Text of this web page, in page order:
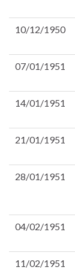
10/12/1950
07/01/1951
14/01/1951
21/01/1951
28/01/1951
04/02/1951
11/02/1951